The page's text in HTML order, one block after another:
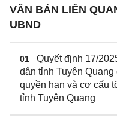
VĂN BẢN LIÊN
UBND
01
Quyết định 17/
dân tỉnh Tuyên
quyền hạn và cơ cấu
tỉnh Tuyên Quang